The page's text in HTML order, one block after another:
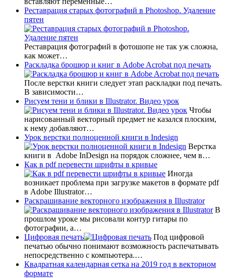
Реставрация старых фотографий в Photoshop. Удаление
пятен
Реставрация фотографий в фотошопе не так уж сложна,
как может…
Раскладка брошюр и книг в Adobe Acrobat под печать
После верстки книги следует этап раскладки под печать.
В зависимости…
Рисуем тени и блики в Illustrator. Видео урок
Чтобы
нарисованный векторный предмет не казался плоским,
к нему добавляют…
Урок верстки полноценной книги в Indesign
Верстка
книги в Adobe InDesign на порядок сложнее, чем в…
Как в pdf перевести шрифты в кривые
Иногда
возникает проблема при загрузке макетов в формате pdf
в Adobe Illustrator…
Раскрашивание векторного изображения в Illustrator
В
прошлом уроке мы рисовали контур гитары по
фотографии, а…
Цифровая печать
Под цифровой
печатью обычно понимают возможность распечатывать
непосредственно с компьютера.…
Квадратная календарная сетка на 2019 год в векторном
формате